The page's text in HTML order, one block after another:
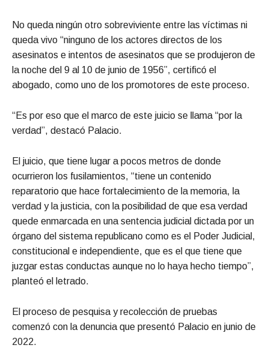
No queda ningún otro sobreviviente entre las víctimas ni
queda vivo “ninguno de los actores directos de los
asesinatos e intentos de asesinatos que se produjeron de
la noche del 9 al 10 de junio de 1956”, certificó el
abogado, como uno de los promotores de este proceso.
“Es por eso que el marco de este juicio se llama “por la
verdad”, destacó Palacio.
El juicio, que tiene lugar a pocos metros de donde
ocurrieron los fusilamientos, “tiene un contenido
reparatorio que hace fortalecimiento de la memoria, la
verdad y la justicia, con la posibilidad de que esa verdad
quede enmarcada en una sentencia judicial dictada por un
órgano del sistema republicano como es el Poder Judicial,
constitucional e independiente, que es el que tiene que
juzgar estas conductas aunque no lo haya hecho tiempo”,
planteó el letrado.
El proceso de pesquisa y recolección de pruebas
comenzó con la denuncia que presentó Palacio en junio de
2022.